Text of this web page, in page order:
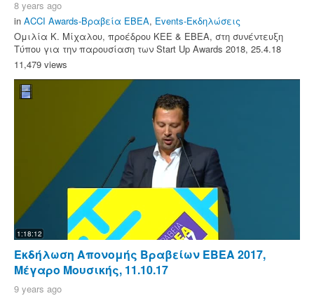
8 years ago
in ACCI Awards-Βραβεία ΕΒΕΑ, Events-Εκδηλώσεις
Ομιλία Κ. Μίχαλου, προέδρου ΚΕΕ & ΕΒΕΑ, στη συνέντευξη
Τύπου για την παρουσίαση των Start Up Awards 2018, 25.4.18
11,479 views
1:18:12
Εκδήλωση Απονομής Βραβείων ΕΒΕΑ 2017,
Μέγαρο Μουσικής, 11.10.17
9 years ago